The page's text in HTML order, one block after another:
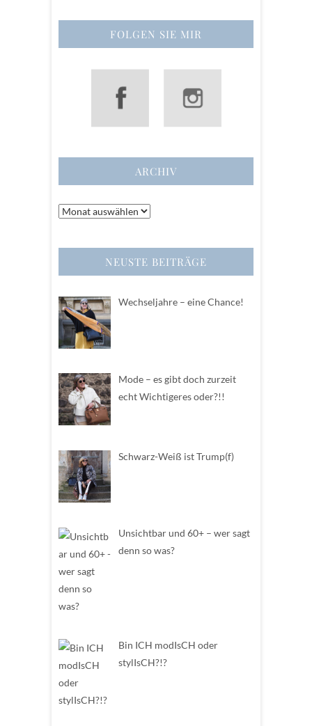
FOLGEN SIE MIR
ARCHIV
Archiv
NEUSTE BEITRÄGE
Wechseljahre – eine Chance!
Mode – es gibt doch zurzeit
echt Wichtigeres oder?!!
Schwarz-Weiß ist Trump(f)
Unsichtbar und 60+ – wer sagt
denn so was?
Bin ICH modIsCH oder
stylIsCH?!?